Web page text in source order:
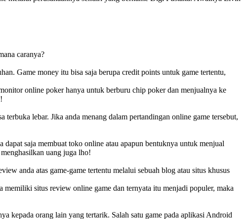
caranya?
Game money itu bisa saja berupa credit points untuk game tertentu,
online poker hanya untuk berburu chip poker dan menjualnya ke
lebar. Jika anda menang dalam pertandingan online game tersebut,
saja membuat toko online atau apapun bentuknya untuk menjual
uang juga lho!
anda atas game-game tertentu melalui sebuah blog atau situs khusus
situs review online game dan ternyata itu menjadi populer, maka
kepada orang lain yang tertarik. Salah satu game pada aplikasi Android